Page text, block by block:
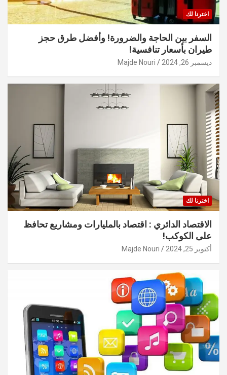
اخترنا لك
السفر بين الحاجة والضرورة! وأفضل طرق حجز
طيران بأسعار تنافسية!
ديسمبر 26, 2024 Majde Nouri
اخترنا لك
الاقتصاد الدائري : اقتصاد بالمليارات ومشاريع تحافظ
على الكوكب!
أكتوبر 25, 2024 Majde Nouri